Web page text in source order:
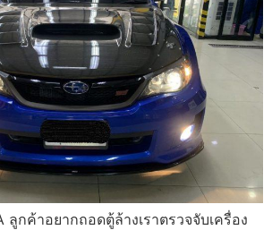
ลูกค้าอยากถอดตู้ล้างเราตรวจจับเครื่อง